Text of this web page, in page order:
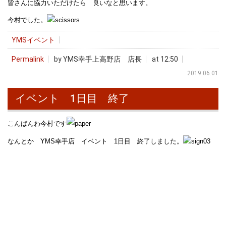
皆さんに協力いただけたら 良いなと思います。
今村でした。
YMSイベント
Permalink by YMS幸手上高野店 店長 at 12:50
2019.06.01
イベント 1日目 終了
こんばんわ今村です
なんとか YMS幸手店 イベント 1日目 終了しました。